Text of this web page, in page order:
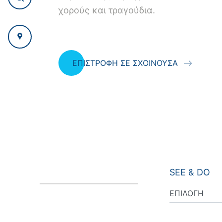
χορούς και τραγούδια.
ΕΠΙΣΤΡΟΦΗ ΣΕ ΣΧΟΙΝΟΥΣΑ
SEE & DO